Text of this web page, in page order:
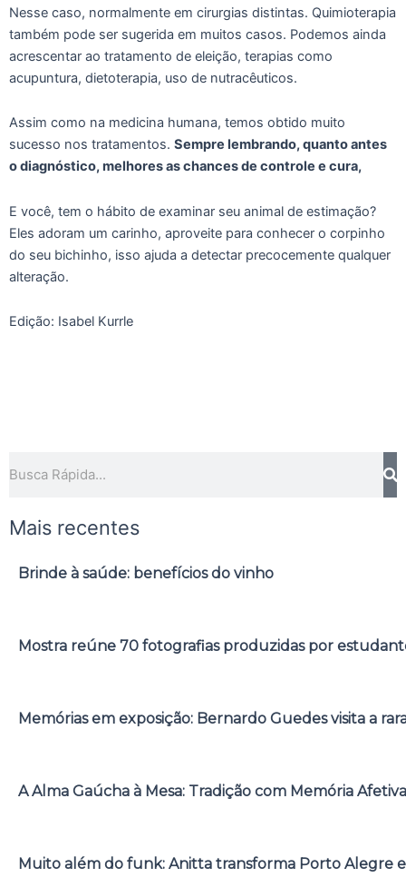
Nesse caso, normalmente em cirurgias distintas. Quimioterapia
também pode ser sugerida em muitos casos. Podemos ainda
acrescentar ao tratamento de eleição, terapias como
acupuntura, dietoterapia, uso de nutracêuticos.
Assim como na medicina humana, temos obtido muito
sucesso nos tratamentos. Sempre lembrando, quanto antes
o diagnóstico, melhores as chances de controle e cura,
E você, tem o hábito de examinar seu animal de estimação?
Eles adoram um carinho, aproveite para conhecer o corpinho
do seu bichinho, isso ajuda a detectar precocemente qualquer
alteração.
Edição: Isabel Kurrle
Mais recentes
Brinde à saúde: benefícios do vinho
Mostra reúne 70 fotografias produzidas por
Memórias em exposição: Bernardo Guedes visita a
A Alma Gaúcha à Mesa: Tradição com Memória Afetiva
Muito além do funk: Anitta transforma Porto Alegre